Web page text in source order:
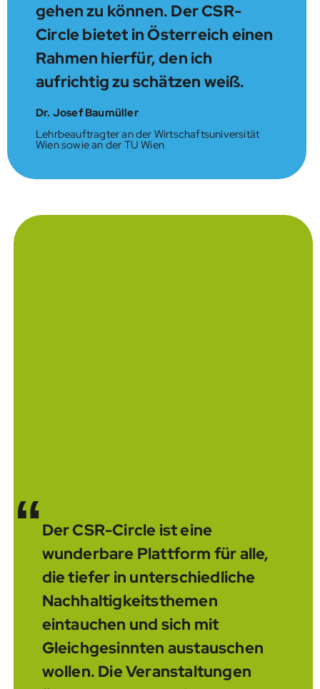
gehen zu können. Der CSR-
Circle bietet in Österreich einen
Rahmen hierfür, den ich
aufrichtig zu schätzen weiß.
Dr. Josef Baumüller
Lehrbeauftragter an der Wirtschaftsuniversität
Wien sowie an der TU Wien
“Der CSR-Circle ist eine
wunderbare Plattform für alle,
die tiefer in unterschiedliche
Nachhaltigkeitsthemen
eintauchen und sich mit
Gleichgesinnten austauschen
wollen. Die Veranstaltungen